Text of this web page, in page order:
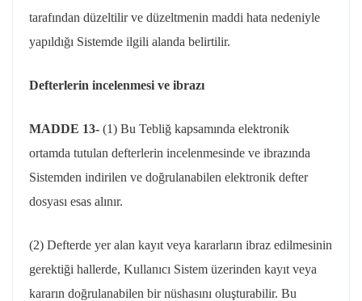
tarafından düzeltilir ve düzeltmenin maddi hata nedeniyle
yapıldığı Sistemde ilgili alanda belirtilir.
Defterlerin incelenmesi ve ibrazı
MADDE 13- (1) Bu Tebliğ kapsamında elektronik
ortamda tutulan defterlerin incelenmesinde ve ibrazında
Sistemden indirilen ve doğrulanabilen elektronik defter
dosyası esas alınır.
(2) Defterde yer alan kayıt veya kararların ibraz edilmesinin
gerektiği hallerde, Kullanıcı Sistem üzerinden kayıt veya
kararın doğrulanabilen bir nüshasını oluşturabilir. Bu